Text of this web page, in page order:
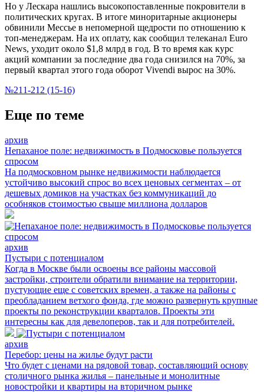
Но у Лескара нашлись высокопоставленные покровители в
политических кругах. В итоге миноритарные акционеры
обвинили Мессье в непомерной щедрости по отношению к
топ-менеджерам. На их оплату, как сообщил телеканал Euro
News, уходит около $1,8 млрд в год. В то время как курс
акций компании за последние два года снизился на 70%, за
первый квартал этого года оборот Vivendi вырос на 30%.
№211-212 (15-16)
Еще по теме
архив
Непаханое поле: недвижимость в Подмосковье пользуется
спросом
На подмосковном рынке недвижимости наблюдается
устойчиво высокий спрос во всех ценовых сегментах – от
дешевых домиков на участках без коммуникаций до
особняков стоимостью свыше миллиона долларов
архив
Пустыри с потенциалом
Когда в Москве были освоены все районы массовой
застройки, строители обратили внимание на территории,
пустующие еще с советских времен, а также на районы с
преобладанием ветхого фонда, где можно развернуть крупные
проекты по реконструкции кварталов. Проекты эти
интересны как для девелоперов, так и для потребителей.
архив
Перебор: цены на жилье будут расти
Что будет с ценами на рядовой товар, составляющий основу
столичного рынка жилья – панельные и монолитные
новостройки и квартиры на вторичном рынке